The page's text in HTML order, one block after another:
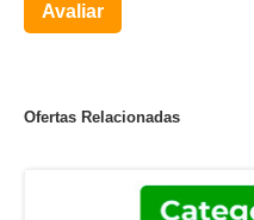
Avaliar
Ofertas Relacionadas